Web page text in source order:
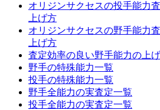
オリジンサクセスの投手能力
上げ方
オリジンサクセスの野手能力
上げ方
査定効率の良い野手能力の上
野手の特殊能力一覧
投手の特殊能力一覧
野手全能力の実査定一覧
投手全能力の実査定一覧